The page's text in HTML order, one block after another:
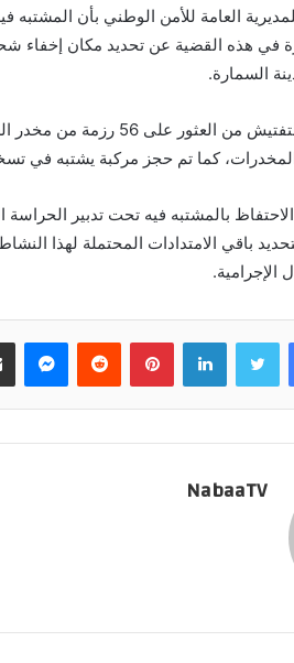
العامة للأمن الوطني بأن المشتبه
السمارة.
ومكنت عمليات التفتيش
كما تم حجز مركبة يشتبه في
الاحتفاظ بالمشتبه فيه تحت تدبير
باقي الامتدادات المحتملة لهذا
الإجرامية.
فيسبوك لينكدإن بينتيريست
NabaaTV